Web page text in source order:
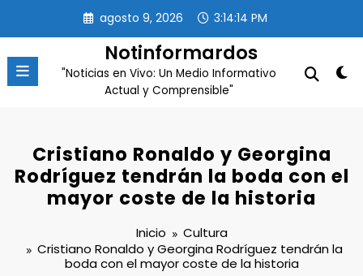
contenido
agosto 9, 2026 3:14:15 PM
Notinformardos
"Noticias en Vivo: Un Medio Informativo
Actual y Comprensible"
Cristiano Ronaldo y Georgina
Rodríguez tendrán la boda con el
mayor coste de la historia
Inicio
Cultura
Cristiano Ronaldo y Georgina Rodríguez tendrán la
boda con el mayor coste de la historia